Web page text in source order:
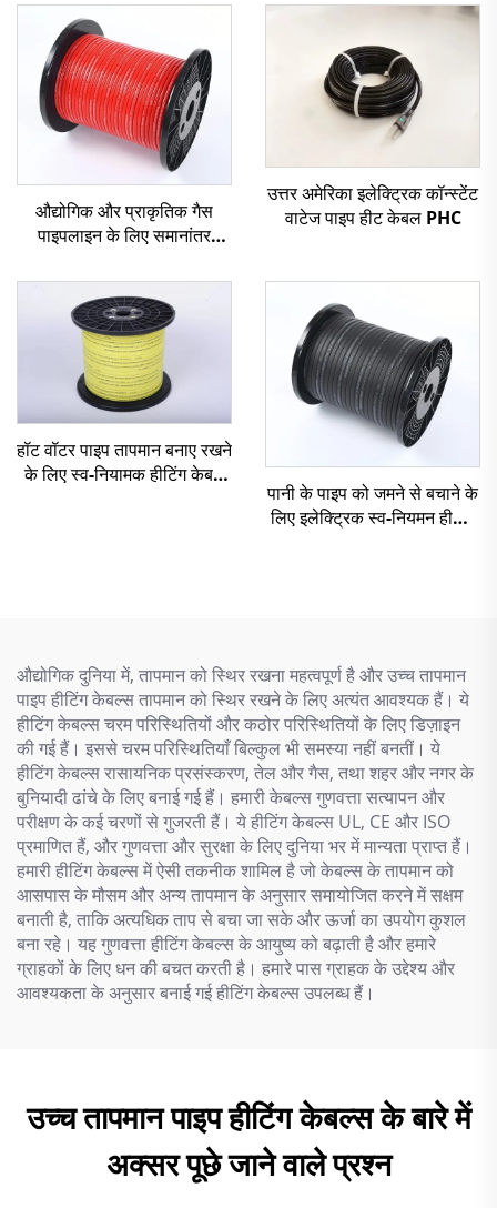
औद्योगिक और प्राकृतिक गैस
पाइपलाइन के लिए समानांतर
उत्तर अमेरिका इलेक्ट्रिक कॉन्स्टेंट
वाटेज पाइप हीट केबल PHC
हॉट वॉटर पाइप तापमान बनाए रखने
के लिए स्व-नियामक हीटिंग केबल
पानी के पाइप को जमने से बचाने के
लिए इलेक्ट्रिक स्व-नियमन हीटिंग
औद्योगिक दुनिया में, तापमान को स्थिर रखना महत्वपूर्ण है और उच्च तापमान
पाइप हीटिंग केबल्स तापमान को स्थिर रखने के लिए अत्यंत आवश्यक हैं। ये
हीटिंग केबल्स चरम परिस्थितियों और कठोर परिस्थितियों के लिए डिज़ाइन
की गई हैं। इससे चरम परिस्थितियाँ बिल्कुल भी समस्या नहीं बनतीं। ये
हीटिंग केबल्स रासायनिक प्रसंस्करण, तेल और गैस, तथा शहर और नगर के
बुनियादी ढांचे के लिए बनाई गई हैं। हमारी केबल्स गुणवत्ता सत्यापन और
परीक्षण के कई चरणों से गुजरती हैं। ये हीटिंग केबल्स UL, CE और ISO
प्रमाणित हैं, और गुणवत्ता और सुरक्षा के लिए दुनिया भर में मान्यता प्राप्त हैं।
हमारी हीटिंग केबल्स में ऐसी तकनीक शामिल है जो केबल्स के तापमान को
आसपास के मौसम और अन्य तापमान के अनुसार समायोजित करने में सक्षम
बनाती है, ताकि अत्यधिक ताप से बचा जा सके और ऊर्जा का उपयोग कुशल
बना रहे। यह गुणवत्ता हीटिंग केबल्स के आयुष्य को बढ़ाती है और हमारे
ग्राहकों के लिए धन की बचत करती है। हमारे पास ग्राहक के उद्देश्य और
आवश्यकता के अनुसार बनाई गई हीटिंग केबल्स उपलब्ध हैं।
उच्च तापमान पाइप हीटिंग केबल्स के बारे में
अक्सर पूछे जाने वाले प्रश्न